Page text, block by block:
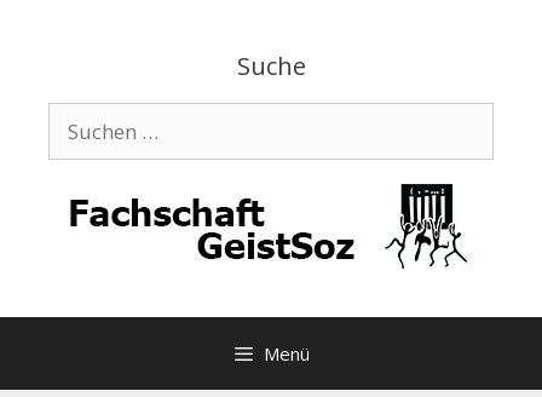
Suche
nach:
Menü